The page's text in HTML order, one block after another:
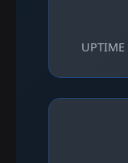
UPTIME